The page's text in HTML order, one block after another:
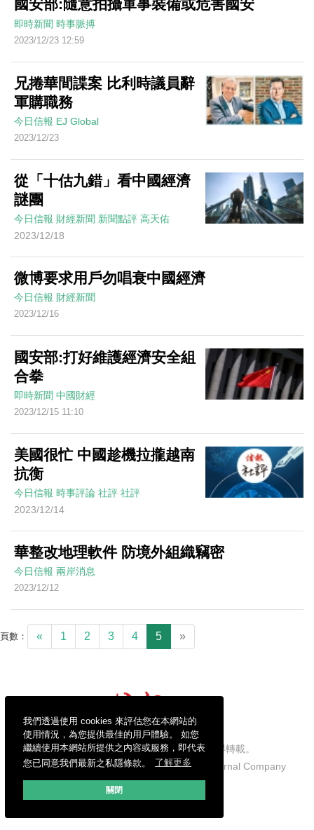
我們透過使用 cookies 來評估您在本網站的
使用情況，為您提供最佳的用戶體驗。 如您
繼續使用本網站所提供之內容或服務，即代表
您已同意我們最新之私隱條款。
了解更多
關閉
國安部:隨意拍攝軍事裝備或危害國安
即時新聞 時事脈搏
2023/12/23 12:59
兄捲華間諜案 比利時議員辭
軍購職務
今日信報 EJ Global
2023/12/23
從「十估九錯」看中國經濟
謎團
今日信報 財經新聞 新聞點評 高天佑
2023/12/18
微博要求用戶勿唱衰中國經濟
今日信報 財經新聞
2023/12/16
國安部:打好維護經濟安全組
合拳
即時新聞 中國財經
2023/12/15 11:10
美國很忙 中國趁機拉攏越南
抗衡
今日信報 時事評論 社評 社評
2023/12/14
華整改地理軟件 防境外組織竊密
今日信報 兩岸消息
2023/12/12
頁數： « 1 2 3 4 5 »
信報財經新聞有限公司版權所有，不得轉載。
Copyright © 2026 Hong Kong Economic Journal Company
Limited. All rights reserved.